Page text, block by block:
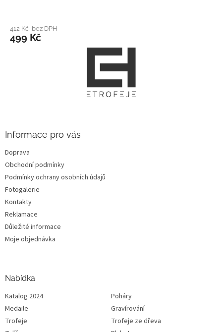
412 Kč bez DPH
499 Kč
Informace pro vás
Doprava
Obchodní podmínky
Podmínky ochrany osobních údajů
Fotogalerie
Kontakty
Reklamace
Důležité informace
Moje objednávka
Nabídka
Katalog 2024
Poháry
Medaile
Gravírování
Trofeje
Trofeje ze dřeva